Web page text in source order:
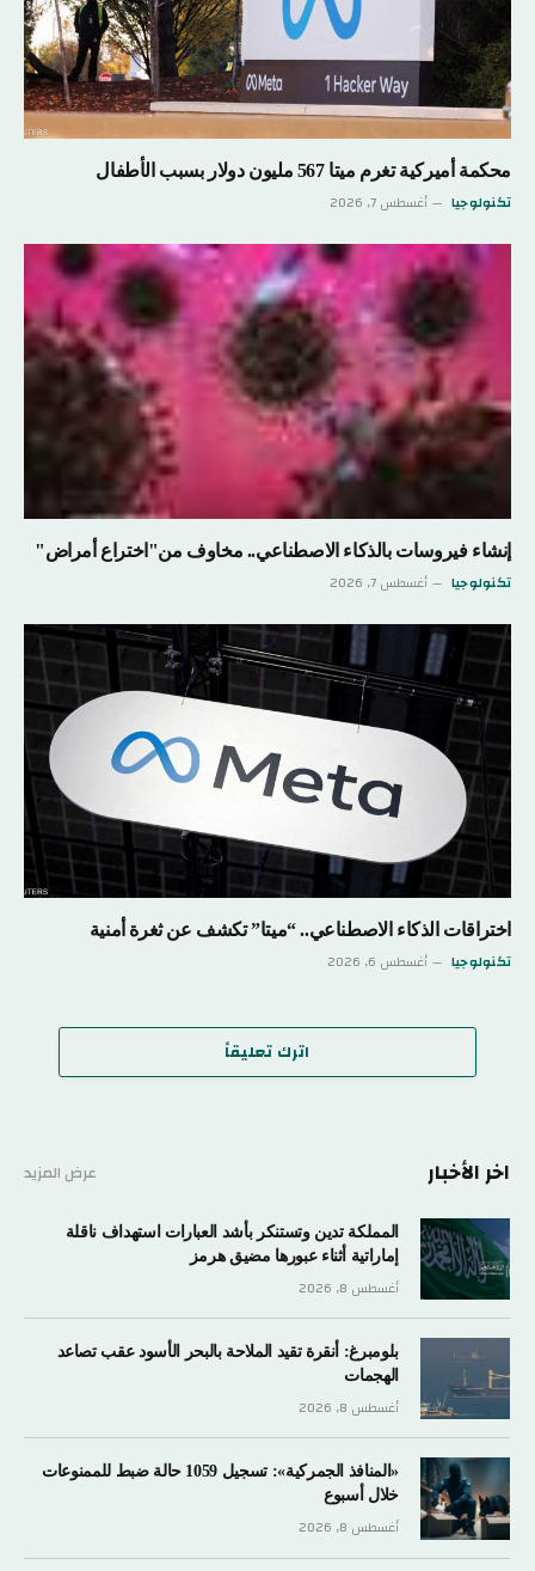
محكمة أميركية تغرم ميتا 567 مليون دولار بسبب الأطفال
تكنولوجيا أغسطس 7, 2026
إنشاء فيروسات بالذكاء الاصطناعي.. مخاوف من"اختراع أمراض"
تكنولوجيا أغسطس 7, 2026
اختراقات الذكاء الاصطناعي.. “ميتا” تكشف عن ثغرة أمنية
تكنولوجيا أغسطس 6, 2026
اترك تعليقاً
اخر الأخبار عرض المزيد
المملكة تدين وتستنكر بأشد العبارات استهداف ناقلة
إماراتية أثناء عبورها مضيق هرمز
أغسطس 8, 2026
بلومبرغ: أنقرة تقيد الملاحة بالبحر الأسود عقب تصاعد
الهجمات
أغسطس 8, 2026
«المنافذ الجمركية»: تسجيل 1059 حالة ضبط للممنوعات
خلال أسبوع
أغسطس 8, 2026